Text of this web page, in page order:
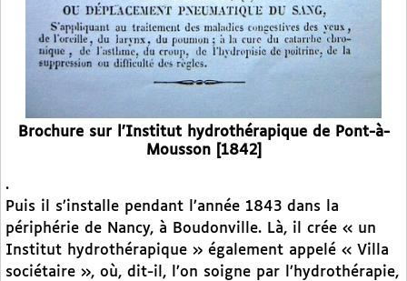
Brochure sur l’Institut hydrothérapique de Pont-à-
Mousson [1842]
.
Puis il s’installe pendant l’année 1843 dans la
périphérie de Nancy, à Boudonville. Là, il crée « un
Institut hydrothérapique » également appelé « Villa
sociétaire », où, dit-il, l’on soigne par l’hydrothérapie,